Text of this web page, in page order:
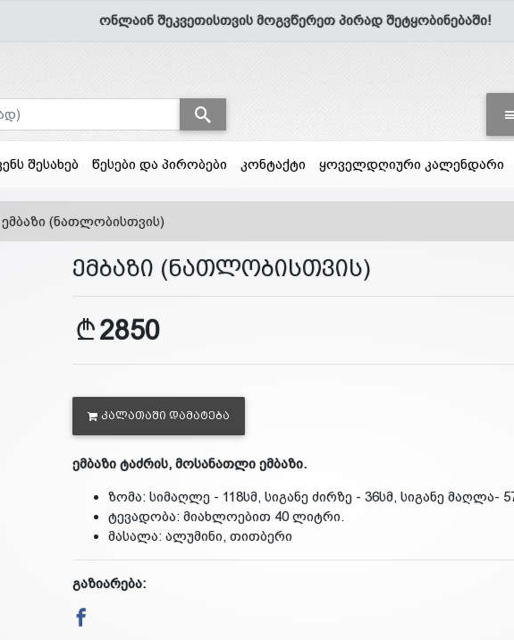
ონლაინ შეკვეთისთვის მოგვწერეთ პირად შეტყობინებაში!
შესახებ წესები და პირობები კონტაქტი ყოველდღიური კალენდარი
ემბაზი (ნათლობისთვის)
ემბაზი (ნათლობისთვის)
2850
ᲙᲐᲚᲐᲗᲐᲨᲘ ᲓᲐᲛᲐᲢᲔᲑᲐ
ემბაზი ტაძრის, მოსანათლი ემბაზი.
ზომა: სიმაღლე - 118სმ, სიგანე ძირზე - 36სმ, სიგანე მაღლა-
ტევადობა: მიახლოებით 40 ლიტრი.
მასალა: ალუმინი, თითბერი
გაზიარება: